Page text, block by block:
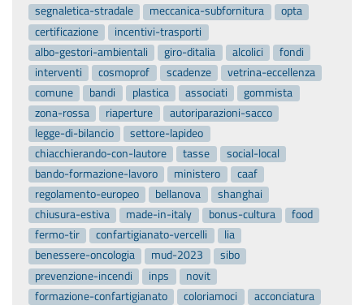
segnaletica-stradale
meccanica-subfornitura
opta
certificazione
incentivi-trasporti
albo-gestori-ambientali
giro-ditalia alcolici
fondi
interventi
cosmoprof scadenze
vetrina-eccellenza
comune
bandi plastica associati
gommista
zona-rossa
riaperture
autoriparazioni-sacco
legge-di-bilancio
settore-lapideo
chiacchierando-con-lautore
tasse
social-local
bando-formazione-lavoro
ministero
caaf
regolamento-europeo
bellanova
shanghai
chiusura-estiva
made-in-italy bonus-cultura
food
fermo-tir
confartigianato-vercelli
lia
benessere-oncologia
mud-2023
sibo
prevenzione-incendi
inps
novit
formazione-confartigianato
coloriamoci
acconciatura